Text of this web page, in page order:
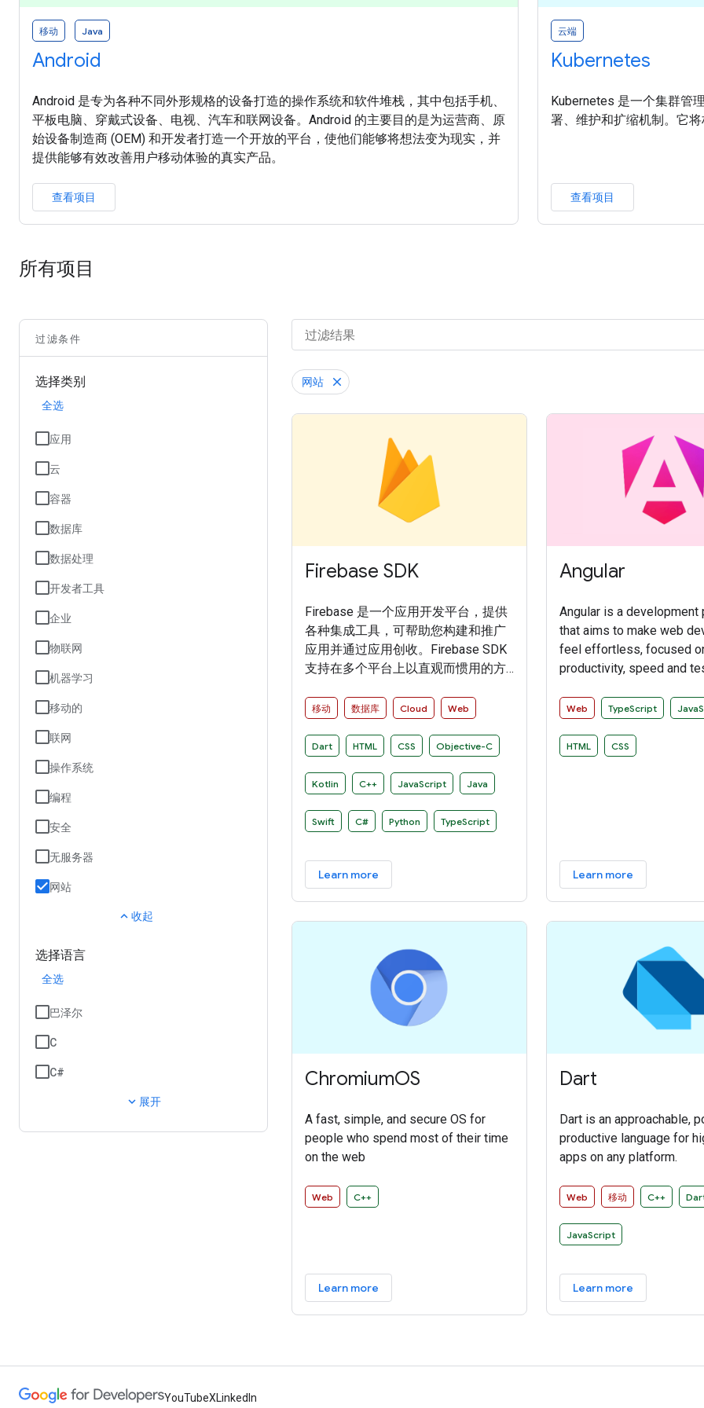
移动 Java
Android
Android 是专为各种不同外形规格的设备打造的操作系统和软件堆栈，其中包括手机、
平板电脑、穿戴式设备、电视、汽车和联网设备。Android 的主要目的是为运营商、原
始设备制造商 (OEM) 和开发者打造一个开放的平台，使他们能够将想法变为现实，并
提供能够有效改善用户移动体验的真实产品。
查看项目
云端
Kubernetes
Kubernetes 是一个集群管
署、维护和扩缩机制。它
查看项目
所有项目
过滤条件
选择类别
全选
应用
云
容器
数据库
数据处理
开发者工具
企业
物联网
机器学习
移动的
联网
操作系统
编程
安全
无服务器
网站
expand_less收起
选择语言
全选
巴泽尔
C
C#
expand_more 展开
网站
Firebase SDK
Firebase 是一个应用开发平台，提供
各种集成工具，可帮助您构建和推广
应用并通过应用创收。Firebase SDK
支持在多个平台上以直观而惯用的方
移动 数据库 Cloud Web
Dart HTML CSS Objective-C
Kotlin C++ JavaScript Java
Swift C# Python TypeScript
Learn more
Angular
Angular is a development
that aims to make web
feel effortless, focused
productivity, speed and
deployed to mobile
applications.
Web TypeScript
HTML CSS
Learn more
ChromiumOS
A fast, simple, and secure OS for
people who spend most of their time
on the web
Web C++
Learn more
Dart
Dart is an approachable,
productive language for
apps on any platform.
Web 移动 C++
JavaScript
Learn more
YouTubeXLinkedIn